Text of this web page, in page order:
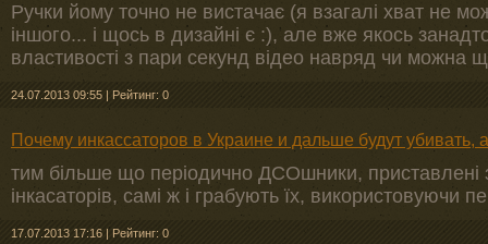
Ручки йому точно не вистачає (я взагалі хват не
іншого... і щось в дизайні є :), але вже якось
властивості з пари секунд відео навряд чи можна
24.07.2013 09:55 | Рейтинг: 0
Почему инкассаторов в Украине и дальше будут убивать,
тим більше що періодично ДСОшники, приставлені
інкасаторів, самі ж і грабують їх, використовуючи
17.07.2013 17:16 | Рейтинг: 0